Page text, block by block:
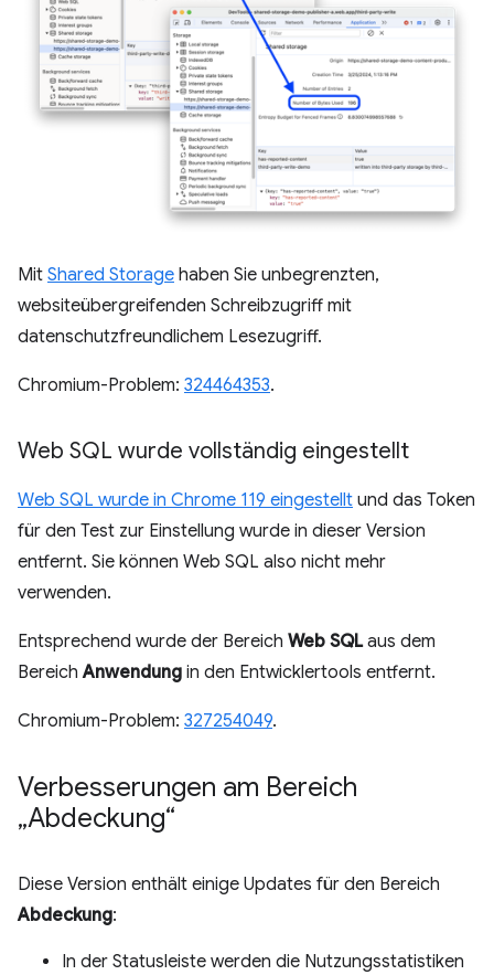
Mit Shared Storage haben Sie unbegrenzten,
websiteübergreifenden Schreibzugriff mit
datenschutzfreundlichem Lesezugriff.
Chromium-Problem: 324464353.
Web SQL wurde vollständig eingestellt
Web SQL wurde in Chrome 119 eingestellt und das Token
für den Test zur Einstellung wurde in dieser Version
entfernt. Sie können Web SQL also nicht mehr
verwenden.
Entsprechend wurde der Bereich Web SQLaus dem
BereichAnwendung in den Entwicklertools entfernt.
Chromium-Problem: 327254049.
Verbesserungen am Bereich
„Abdeckung“
Diese Version enthält einige Updates für den Bereich
Abdeckung:
In der Statusleiste werden die Nutzungsstatistiken